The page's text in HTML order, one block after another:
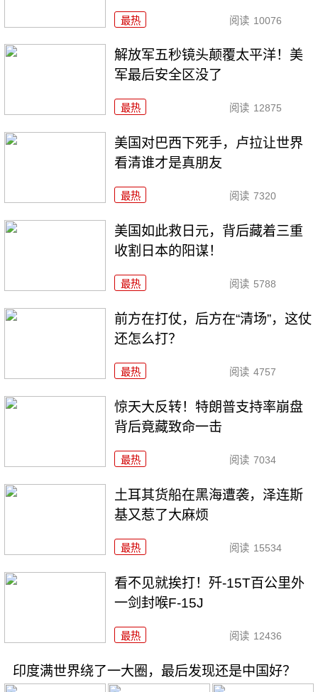
最热 阅读 10076
解放军五秒镜头颠覆太平洋！美
军最后安全区没了
最热 阅读 12875
美国对巴西下死手，卢拉让世界
看清谁才是真朋友
最热 阅读 7320
美国如此救日元，背后藏着三重
收割日本的阳谋！
最热 阅读 5788
前方在打仗，后方在“清场”，这仗
还怎么打？
最热 阅读 4757
惊天大反转！特朗普支持率崩盘
背后竟藏致命一击
最热 阅读 7034
土耳其货船在黑海遭袭，泽连斯
基又惹了大麻烦
最热 阅读 15534
看不见就挨打！歼-15T百公里外
一剑封喉F-15J
最热 阅读 12436
印度满世界绕了一大圈，最后发现还是中国好？